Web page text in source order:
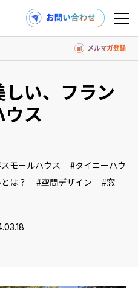
読みもの検索
い、フラン
ス
スモールハウス
タイニーハウ
は？ 空間デザイン
窓